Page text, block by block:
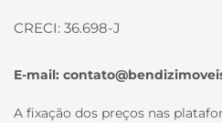
CRECI: 36.698-J
E-mail:
A fixação dos preços nas